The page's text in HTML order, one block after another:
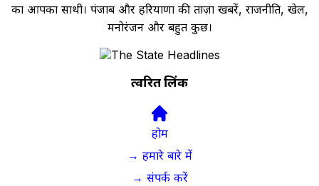
का आपका साथी। पंजाब और हरियाणा की ताज़ा खबरें, राजनीति, खेल,
मनोरंजन और बहुत कुछ।
त्वरित लिंक
होम
→ हमारे बारे में
→ संपर्क करें